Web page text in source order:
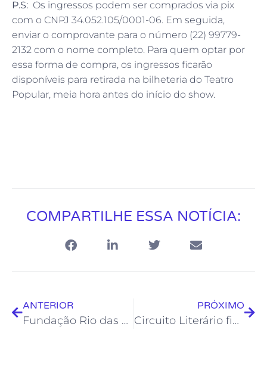
P.S: Os ingressos podem ser comprados via pix
com o CNPJ 34.052.105/0001-06. Em seguida,
enviar o comprovante para o número (22) 99779-
2132 com o nome completo. Para quem optar por
essa forma de compra, os ingressos ficarão
disponíveis para retirada na bilheteria do Teatro
Popular, meia hora antes do início do show.
COMPARTILHE ESSA NOTÍCIA:
ANTERIOR
Fundação Rio das Ostras de Cultura inicia campanha de devolução de livros na Biblioteca Municipal com anistia
PRÓXIMO
Circuito Literário fica em Rio das Ostras até o dia 13 de fevereiro